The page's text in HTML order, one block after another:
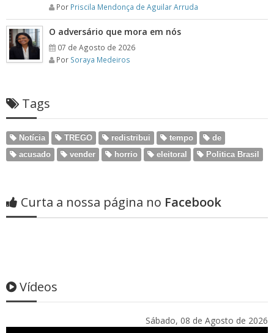
Por Priscila Mendonça de Aguilar Arruda
O adversário que mora em nós
07 de Agosto de 2026
Por Soraya Medeiros
Tags
Notícia TREGO redistribui tempo
de
acusado
vender horrio eleitoral Politica Brasil
Curta a nossa página no Facebook
Vídeos
Sábado, 08 de Agosto de 2026